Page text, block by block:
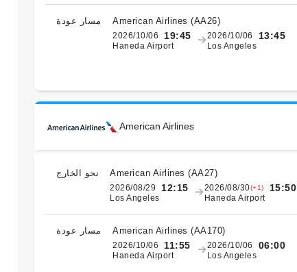
مسار عودة American Airlines (AA26)
2026/10/06 19:45
Haneda Airport
2026/10/06 13:45
Los Angeles
American Airlines
نحو الخارج American Airlines (AA27)
2026/08/29 12:15
Los Angeles
2026/08/30(+1) 15:50
Haneda Airport
مسار عودة American Airlines (AA170)
2026/10/06 11:55
Haneda Airport
2026/10/06 06:00
Los Angeles